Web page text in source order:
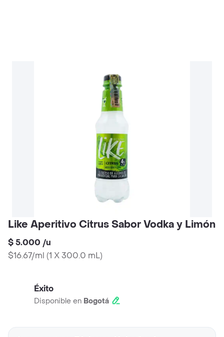
Like Aperitivo Citrus Sabor Vodka y Limón
$ 5.000 /u
$16.67/ml (1 X 300.0 mL)
Éxito
Disponible en Bogotá